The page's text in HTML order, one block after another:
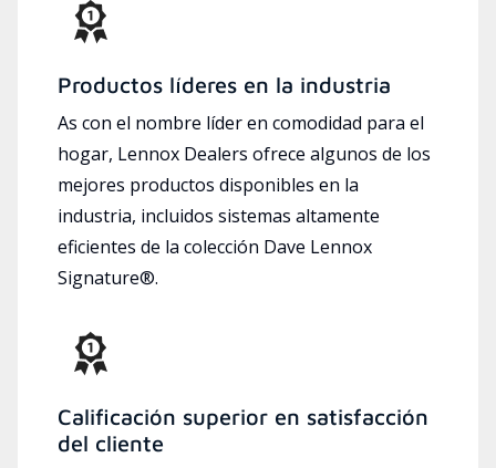
Productos líderes en la industria
As con el nombre líder en comodidad para el
hogar, Lennox Dealers ofrece algunos de los
mejores productos disponibles en la
industria, incluidos sistemas altamente
eficientes de la colección Dave Lennox
Signature®.
Calificación superior en satisfacción
del cliente